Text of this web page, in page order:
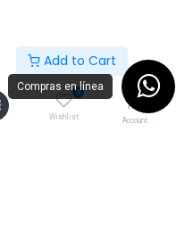
Add to Cart
0
Wishlist Account
Compras en línea